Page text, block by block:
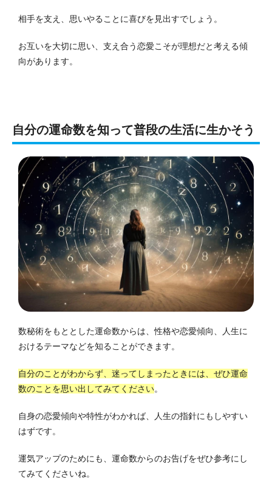
相手を支え、思いやることに喜びを見出すでしょう。
お互いを大切に思い、支え合う恋愛こそが理想だと考える傾
向があります。
自分の運命数を知って普段の生活に生かそう
数秘術をもととした運命数からは、性格や恋愛傾向、人生に
おけるテーマなどを知ることができます。
自分のことがわからず、迷ってしまったときには、ぜひ運命
数のことを思い出してみてください。
自身の恋愛傾向や特性がわかれば、人生の指針にもしやすい
はずです。
運気アップのためにも、運命数からのお告げをぜひ参考にし
てみてくださいね。